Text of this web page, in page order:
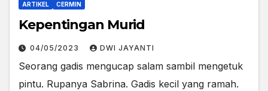
ARTIKEL CERMIN
Kepentingan Murid
04/05/2023 DWI JAYANTI
Seorang gadis mengucap salam sambil mengetuk
pintu. Rupanya Sabrina. Gadis kecil yang ramah.